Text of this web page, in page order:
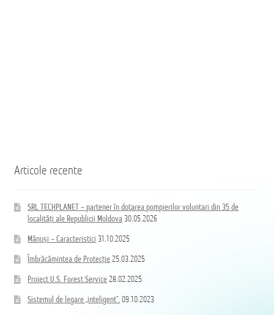
Articole recente
SRL TECHPLANET – partener în dotarea pompierilor voluntari din 35 de
localități ale Republicii Moldova 30.05.2026
Mănuși – Caracteristici 31.10.2025
Îmbrăcămintea de Protecție 25.03.2025
Proiect U.S. Forest Service 28.02.2025
Sistemul de legare „inteligent”. 09.10.2023